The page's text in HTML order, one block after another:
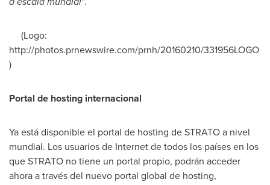
(Logo:
http://photos.prnewswire.com/prnh/20160210/331956LOGO
)
Portal de hosting internacional
Ya está disponible el portal de hosting de STRATO a nivel
mundial. Los usuarios de Internet de todos los países en los
que STRATO no tiene un portal propio, podrán acceder
ahora a través del nuevo portal global de hosting,